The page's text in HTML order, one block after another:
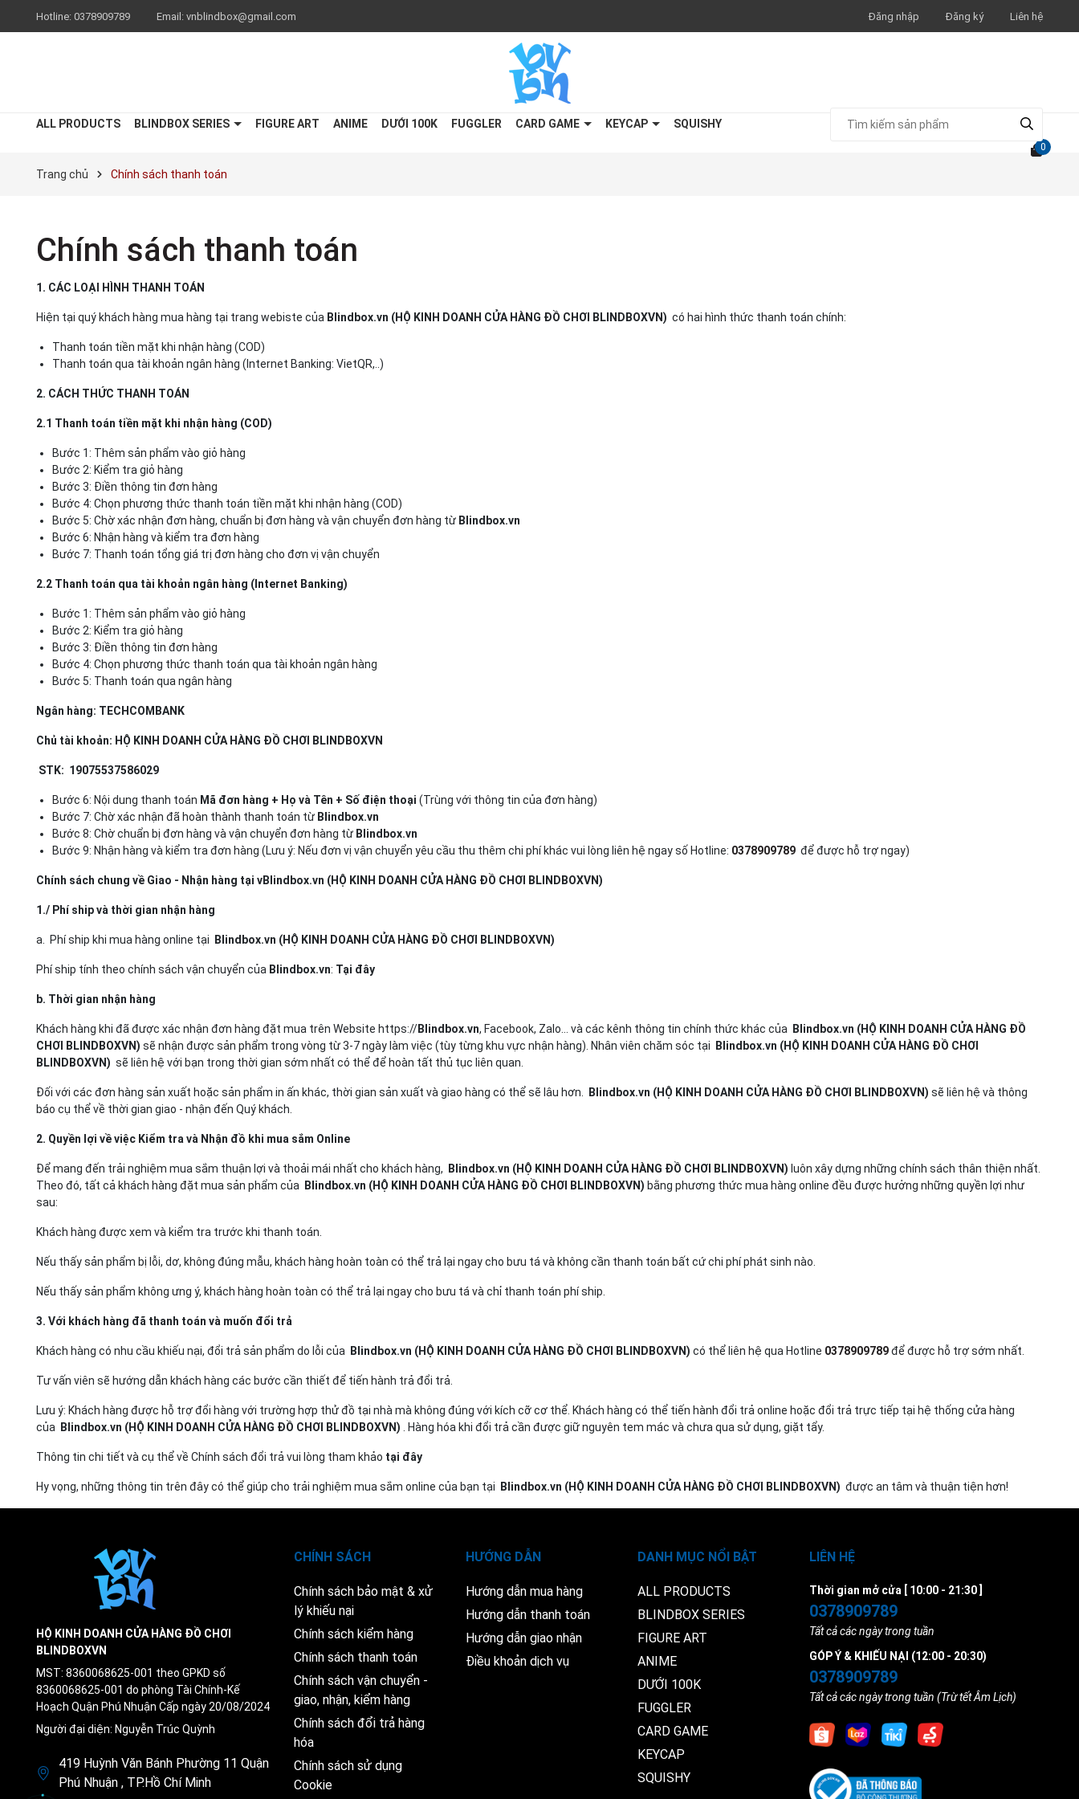
Hotline: 0378909789 Email: vnblindbox@gmail.com Đăng nhập Đăng ký Liên hệ
ALL PRODUCTS BLINDBOX SERIES FIGURE ART ANIME DƯỚI 100K FUGGLER CARD GAME KEYCAP SQUISHY
0
Trang chủ Chính sách thanh toán
Chính sách thanh toán
1. CÁC LOẠI HÌNH THANH TOÁN
Hiện tại quý khách hàng mua hàng tại trang webiste của Blindbox.vn (HỘ KINH DOANH CỬA HÀNG ĐỒ CHƠI BLINDBOXVN) có hai hình thức thanh toán chính:
Thanh toán tiền mặt khi nhận hàng (COD)
Thanh toán qua tài khoản ngân hàng (Internet Banking: VietQR,..)
2. CÁCH THỨC THANH TOÁN
2.1 Thanh toán tiền mặt khi nhận hàng (COD)
Bước 1: Thêm sản phẩm vào giỏ hàng
Bước 2: Kiểm tra giỏ hàng
Bước 3: Điền thông tin đơn hàng
Bước 4: Chọn phương thức thanh toán tiền mặt khi nhận hàng (COD)
Bước 5: Chờ xác nhận đơn hàng, chuẩn bị đơn hàng và vận chuyển đơn hàng từ Blindbox.vn
Bước 6: Nhận hàng và kiểm tra đơn hàng
Bước 7: Thanh toán tổng giá trị đơn hàng cho đơn vị vận chuyển
2.2 Thanh toán qua tài khoản ngân hàng (Internet Banking)
Bước 1: Thêm sản phẩm vào giỏ hàng
Bước 2: Kiểm tra giỏ hàng
Bước 3: Điền thông tin đơn hàng
Bước 4: Chọn phương thức thanh toán qua tài khoản ngân hàng
Bước 5: Thanh toán qua ngân hàng
Ngân hàng: TECHCOMBANK
Chủ tài khoản: HỘ KINH DOANH CỬA HÀNG ĐỒ CHƠI BLINDBOXVN
STK: 19075537586029
Bước 6: Nội dung thanh toán Mã đơn hàng + Họ và Tên + Số điện thoại (Trùng với thông tin của đơn hàng)
Bước 7: Chờ xác nhận đã hoàn thành thanh toán từ Blindbox.vn
Bước 8: Chờ chuẩn bị đơn hàng và vận chuyển đơn hàng từ Blindbox.vn
Bước 9: Nhận hàng và kiểm tra đơn hàng (Lưu ý: Nếu đơn vị vận chuyển yêu cầu thu thêm chi phí khác vui lòng liên hệ ngay số Hotline: 0378909789 để được hỗ trợ ngay)
Chính sách chung về Giao - Nhận hàng tại vBlindbox.vn (HỘ KINH DOANH CỬA HÀNG ĐỒ CHƠI BLINDBOXVN)
1./ Phí ship và thời gian nhận hàng
a. Phí ship khi mua hàng online tại Blindbox.vn (HỘ KINH DOANH CỬA HÀNG ĐỒ CHƠI BLINDBOXVN)
Phí ship tính theo chính sách vận chuyển của Blindbox.vn: Tại đây
b. Thời gian nhận hàng
Khách hàng khi đã được xác nhận đơn hàng đặt mua trên Website https://Blindbox.vn, Facebook, Zalo... và các kênh thông tin chính thức khác của
Blindbox.vn (HỘ KINH DOANH CỬA HÀNG ĐỒ
CHƠI BLINDBOXVN) sẽ nhận được sản phẩm trong vòng từ 3-7 ngày làm việc (tùy từng khu vực nhận hàng). Nhân viên chăm sóc tại
Blindbox.vn (HỘ KINH DOANH CỬA HÀNG ĐỒ CHƠI
BLINDBOXVN) sẽ liên hệ với bạn trong thời gian sớm nhất có thể để hoàn tất thủ tục liên quan.
Đối với các đơn hàng sản xuất hoặc sản phẩm in ấn khác, thời gian sản xuất và giao hàng có thể sẽ lâu hơn. Blindbox.vn (HỘ KINH DOANH CỬA HÀNG ĐỒ CHƠI BLINDBOXVN) sẽ liên hệ và thông
báo cụ thể về thời gian giao - nhận đến Quý khách.
2. Quyền lợi về việc Kiểm tra và Nhận đồ khi mua sắm Online
Để mang đến trải nghiệm mua sắm thuận lợi và thoải mái nhất cho khách hàng, Blindbox.vn (HỘ KINH DOANH CỬA HÀNG ĐỒ CHƠI BLINDBOXVN) luôn xây dựng những chính sách thân thiện nhất.
Theo đó, tất cả khách hàng đặt mua sản phẩm của
Blindbox.vn (HỘ KINH DOANH CỬA HÀNG ĐỒ CHƠI BLINDBOXVN) bằng phương thức mua hàng online đều được hưởng những quyền lợi như
sau:
Khách hàng được xem và kiểm tra trước khi thanh toán.
Nếu thấy sản phẩm bị lỗi, dơ, không đúng mẫu, khách hàng hoàn toàn có thể trả lại ngay cho bưu tá và không cần thanh toán bất cứ chi phí phát sinh nào.
Nếu thấy sản phẩm không ưng ý, khách hàng hoàn toàn có thể trả lại ngay cho bưu tá và chỉ thanh toán phí ship.
3. Với khách hàng đã thanh toán và muốn đổi trả
Khách hàng có nhu cầu khiếu nại, đổi trả sản phẩm do lỗi của Blindbox.vn (HỘ KINH DOANH CỬA HÀNG ĐỒ CHƠI BLINDBOXVN) có thể liên hệ qua Hotline 0378909789để được hỗ trợ sớm nhất.
Tư vấn viên sẽ hướng dẫn khách hàng các bước cần thiết để tiến hành trả đổi trả.
Lưu ý: Khách hàng được hỗ trợ đổi hàng với trường hợp thử đồ tại nhà mà không đúng với kích cỡ cơ thể. Khách hàng có thể tiến hành đổi trả online hoặc đổi trả trực tiếp tại hệ thống cửa hàng
của
Blindbox.vn (HỘ KINH DOANH CỬA HÀNG ĐỒ CHƠI BLINDBOXVN) . Hàng hóa khi đổi trả cần được giữ nguyên tem mác và chưa qua sử dụng, giặt tẩy.
Thông tin chi tiết và cụ thể về Chính sách đổi trả vui lòng tham khảo tại đây
Hy vọng, những thông tin trên đây có thể giúp cho trải nghiệm mua sắm online của bạn tại Blindbox.vn (HỘ KINH DOANH CỬA HÀNG ĐỒ CHƠI BLINDBOXVN) được an tâm và thuận tiện hơn!
HỘ KINH DOANH CỬA HÀNG ĐỒ CHƠI
BLINDBOXVN
MST: 8360068625-001 theo GPKD số
8360068625-001 do phòng Tài Chính-Kế
Hoạch Quận Phú Nhuận Cấp ngày 20/08/2024
Người đại diện: Nguyễn Trúc Quỳnh
419 Huỳnh Văn Bánh Phường 11 Quận
Phú Nhuận , TP.Hồ Chí Minh
CHÍNH SÁCH
Chính sách bảo mật & xử
lý khiếu nại
Chính sách kiểm hàng
Chính sách thanh toán
Chính sách vận chuyển -
giao, nhận, kiểm hàng
Chính sách đổi trả hàng
hóa
Chính sách sử dụng
Cookie
HƯỚNG DẪN
Hướng dẫn mua hàng
Hướng dẫn thanh toán
Hướng dẫn giao nhận
Điều khoản dịch vụ
DANH MỤC NỔI BẬT
ALL PRODUCTS
BLINDBOX SERIES
FIGURE ART
ANIME
DƯỚI 100K
FUGGLER
CARD GAME
KEYCAP
SQUISHY
LIÊN HỆ
Thời gian mở cửa [ 10:00 - 21:30 ]
0378909789
Tất cả các ngày trong tuần
GÓP Ý & KHIẾU NẠI (12:00 - 20:30)
0378909789
Tất cả các ngày trong tuần (Trừ tết Âm Lịch)